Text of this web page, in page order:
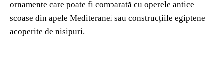
ornamente care poate fi comparată cu operele antice
scoase din apele Mediteranei sau construcțiile egiptene
acoperite de nisipuri.